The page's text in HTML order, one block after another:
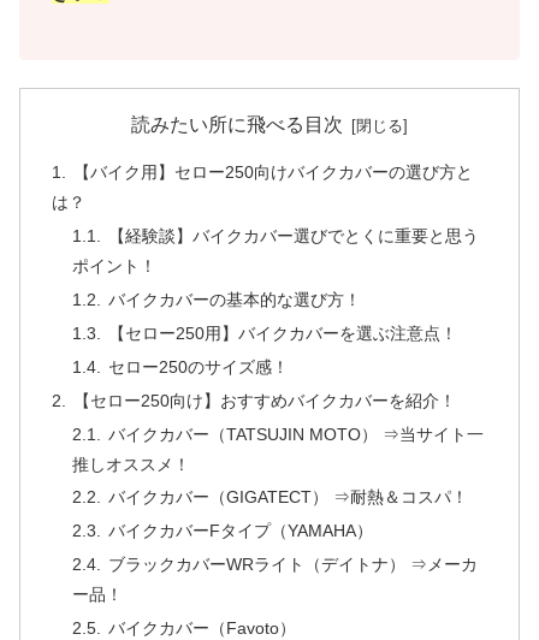
読みたい所に飛べる目次
【バイク用】セロー250向けバイクカバーの選び方と
は？
【経験談】バイクカバー選びでとくに重要と思う
ポイント！
バイクカバーの基本的な選び方！
【セロー250用】バイクカバーを選ぶ注意点！
セロー250のサイズ感！
【セロー250向け】おすすめバイクカバーを紹介！
バイクカバー（TATSUJIN MOTO） ⇒当サイト一
推しオススメ！
バイクカバー（GIGATECT） ⇒耐熱＆コスパ！
バイクカバーFタイプ（YAMAHA）
ブラックカバーWRライト（デイトナ） ⇒メーカ
ー品！
バイクカバー（Favoto）